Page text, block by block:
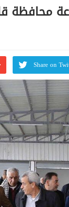
محافظة
Share on